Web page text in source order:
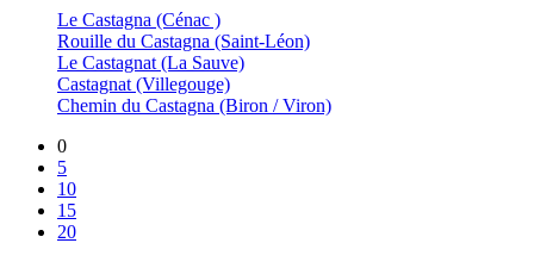
Le Castagna (Cénac )
Rouille du Castagna (Saint-Léon)
Le Castagnat (La Sauve)
Castagnat (Villegouge)
Chemin du Castagna (Biron / Viron)
0
5
10
15
20